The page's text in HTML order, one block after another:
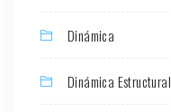
Dinámica
Dinámica Estructural